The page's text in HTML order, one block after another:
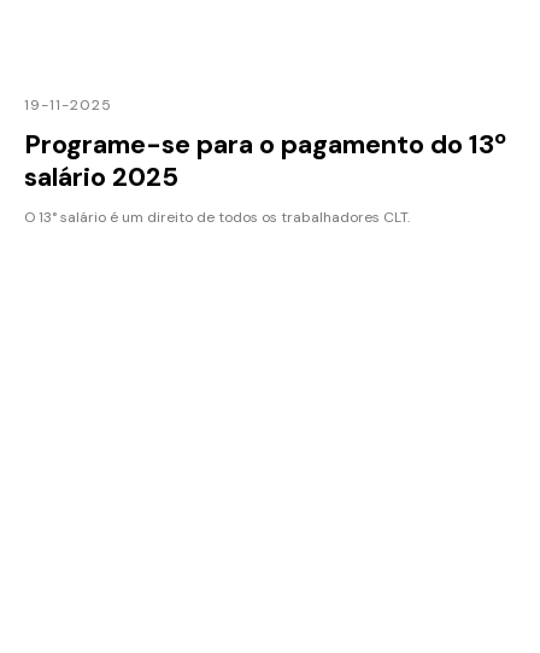
19-11-2025
Programe-se para o pagamento do 13º
salário 2025
O 13° salário é um direito de todos os trabalhadores CLT.